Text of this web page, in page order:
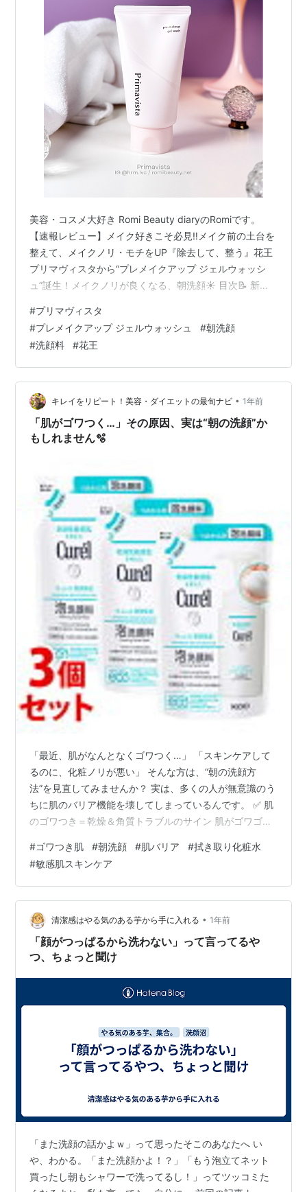
美容・コスメ大好き Romi Beauty diaryのRomiです。
【速報レビュー】メイク好きこそ必見‼️メイク前の土台を
整えて、メイクノリ・モチをUP『除去して、整う』花王
プリマヴィスタから“プレメイクアップ ジェルウォッシ
ュ”誕生！メイクノリが良くなる、朝洗顔☀️ 目次📝 新作
シュ」 Primavista (プリマヴィスタ)名前の由来 泡立て不
要！ジェルタイプ洗顔でメイクノリ・モチがUP⤴︎ メイク
前の肌を整える「除去して、補う」2つの花王技術 使用
方法｜忙しい朝でも簡単キレイ！ 香り・使用感・おすす
めポイントまとめ 商品詳細・発売…
#プリマヴィスタ
#プレメイクアップ ジェルウォッシュ #朝洗顔
#洗顔料 #花王
キレイをリピート！美容・ダイエットの最旬ナビ • 1年前
「肌がゴワつく…」その原因、実は“朝の洗顔”か
もしれません🫧
「最近、肌がなんとなくゴワつく…」 「スキンケアして
るのに、化粧ノリが悪い」 そんな方は、“朝の洗顔方
法”を見直してみませんか？ 実は、多くの人が無意識のう
ちに肌のバリア機能を壊してしまっているんです。 ✅ 肌
のゴワつき＝乾燥＆角質トラブルのサイン 肌がゴワゴ
の水分バランスが乱れている バリア機能が低下している
といった状態が原因です。 そしてそのきっかけの一つ
が、「朝の洗顔のやりすぎ」。 ✅ 朝の洗顔でやりがちな
NG行動 ❌ 洗浄力の強い洗顔料で毎朝ゴシゴシ → 寝てい
る間に出た皮脂は、落としすぎる必要なし。 ❌ 朝も夜と
同じクレンジング…
#ゴワつき肌 #朝洗顔 #肌バリア #拭き取り化粧水
#敏感肌スキンケア
清潔感はやる気のある芋から手に入れる • 1年前
「顔がつっぱるから洗わない」って言ってるや
つ、ちょっと聞け
「また洗顔の話かよｗ」って思ったそこのあなたへ い
や、わかる。「また洗顔かよ！？」「もう泡立てネット
買ったし朝もシャワーで洗ってるし！」ってツッコミた